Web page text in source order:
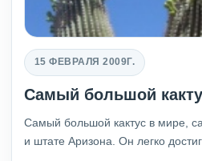
15 ФЕВРАЛЯ 2009Г.
Самый большой
Самый большой кактус в мире,
и штате Аризона. Он легко